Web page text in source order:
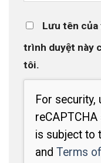
Lưu tên
trình duyệt này
tôi.
For security,
is subject to
andTerms